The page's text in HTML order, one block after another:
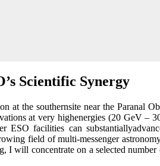
Scientific Synergy
at the southernsite near the
at very highenergies (20 GeV
facilities can
field of multi-messenger
I will concentrate on a selected